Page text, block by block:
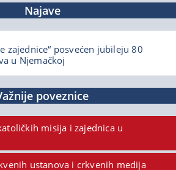
Najave
zajednice“ posvećen jubileju 80
u Njemačkoj
poveznice
misija i zajednica u
ustanova i crkvenih medija